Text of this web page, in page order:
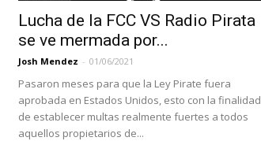
Lucha de la FCC VS Radio Pirata
se ve mermada por...
Josh Mendez - 01/06/2021
Pasaron meses para que la Ley Pirate fuera
aprobada en Estados Unidos, esto con la finalidad
de establecer multas realmente fuertes a todos
aquellos propietarios de...